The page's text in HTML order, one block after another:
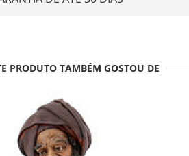
PRODUTO TAMBÉM GOSTOU DE